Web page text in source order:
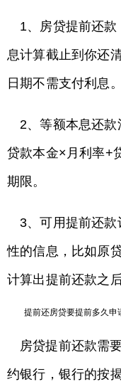
1、房贷提前还款
息计算截止到你还
日期不需支付利息。
2、等额本息还
贷款本金×月利率+
期限。
3、可用提前还
性的信息，比如原
计算出提前还款之
提前还房贷要提前多久申
房贷提前还款需
约银行，银行的按